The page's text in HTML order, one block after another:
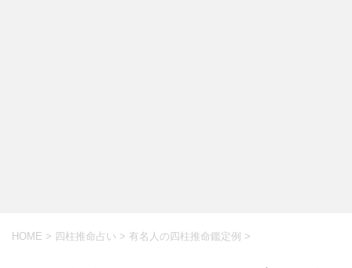
HOME > 四柱推命占い > 有名人の四柱推命鑑定例 >